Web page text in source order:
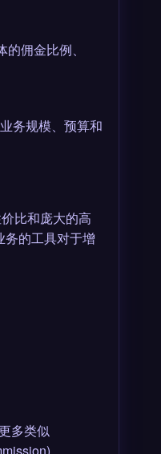
佣金比例、
务规模、预算和
比和庞大的高
的工具对于增
多类似